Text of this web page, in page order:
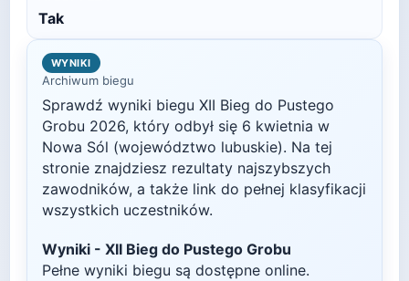
Tak
WYNIKI
Archiwum biegu
Sprawdź wyniki biegu XII Bieg do Pustego
Grobu 2026, który odbył się 6 kwietnia w
Nowa Sól (województwo lubuskie). Na tej
stronie znajdziesz rezultaty najszybszych
zawodników, a także link do pełnej klasyfikacji
wszystkich uczestników.
Wyniki - XII Bieg do Pustego Grobu
Pełne wyniki biegu są dostępne online.